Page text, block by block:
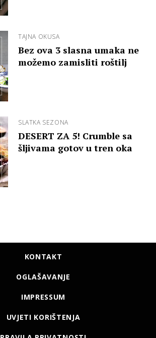
TAJNA OKUSA
Bez ova 3 slasna umaka ne
možemo zamisliti roštilj
SLATKA SEZONA
DESERT ZA 5! Crumble sa
šljivama gotov u tren oka
KONTAKT
OGLAŠAVANJE
IMPRESSUM
UVJETI KORIŠTENJA